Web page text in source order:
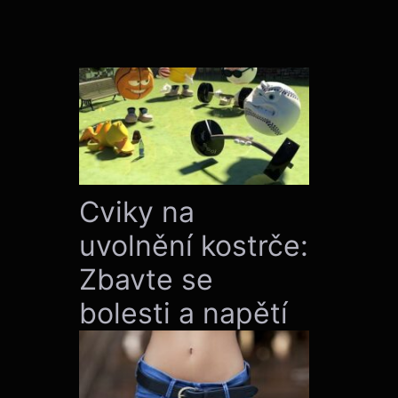
Cviky na
uvolnění kostrče:
Zbavte se
bolesti a napětí